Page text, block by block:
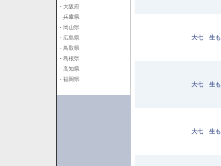
- 大阪府
- 兵庫県
- 岡山県
- 広島県
- 鳥取県
- 島根県
- 高知県
- 福岡県
大七 生
大七 生
大七 生